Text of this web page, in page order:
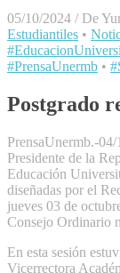
05/10/2024 / De
Estudiantiles •
#PrensaUnermb •
Postgrado
PrensaUnermb.-
Presidente de la
Educación
diseñadas por el
jueves 03 de
Consejo Ordinario
En esta sesión
Vicerrectora